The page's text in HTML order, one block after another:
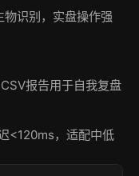
识别，实盘操作强
报告用于自我复盘
<120ms，适配中低